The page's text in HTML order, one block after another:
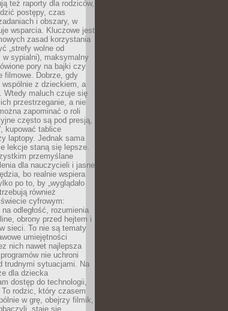
też raporty dla rodziców,
postępy, czas
i obszary, w
wsparcia. Kluczowe jest
zasad korzystania
„strefy wolne od
w sypialni), maksymalny
pory na bajki czy
filmowe. Dobrze, gdy
z dzieckiem, a
Wtedy maluch czuje się
przestrzeganie, a nie
zapominać o roli
często są pod presją,
kupować tablice
laptopy. Jednak sama
lekcje staną się lepsze.
przemyślane
dla nauczycieli i jasne
bo realnie wspiera
po to, by „wyglądało
również
cyfrowym:
odległość, rozumienia
obrony przed hejtem i
sieci. To nie są tematy
umiejętności
nich nawet najlepsza
nie uchroni
trudnymi sytuacjami. Na
dla dziecka
dostęp do technologii,
To rodzic, który czasem
w grę, obejrzy filmik,
staje się